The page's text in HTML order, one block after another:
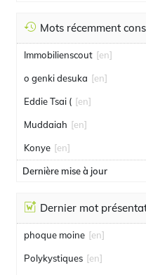
Mots récemment
Immobilienscout [en]
o genki desuka [en]
Eddie Tsai ( [en]
Muddaiah [en]
Konye [en]
Dernière mise à jour
Dernier mot
phoque moine [en]
Polykystiques [en]